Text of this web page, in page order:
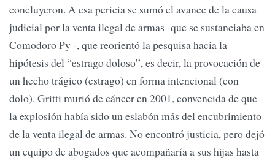
concluyeron. A esa pericia se sumó el avance de la causa
judicial por la venta ilegal de armas -que se sustanciaba en
Comodoro Py -, que reorientó la pesquisa hacia la
hipótesis del “estrago doloso”, es decir, la provocación de
un hecho trágico (estrago) en forma intencional (con
dolo). Gritti murió de cáncer en 2001, convencida de que
la explosión había sido un eslabón más del encubrimiento
de la venta ilegal de armas. No encontró justicia, pero dejó
un equipo de abogados que acompañaría a sus hijas hasta